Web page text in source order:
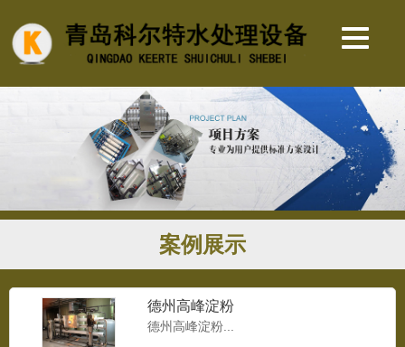
案例展示
德州高峰淀粉
德州高峰淀粉...